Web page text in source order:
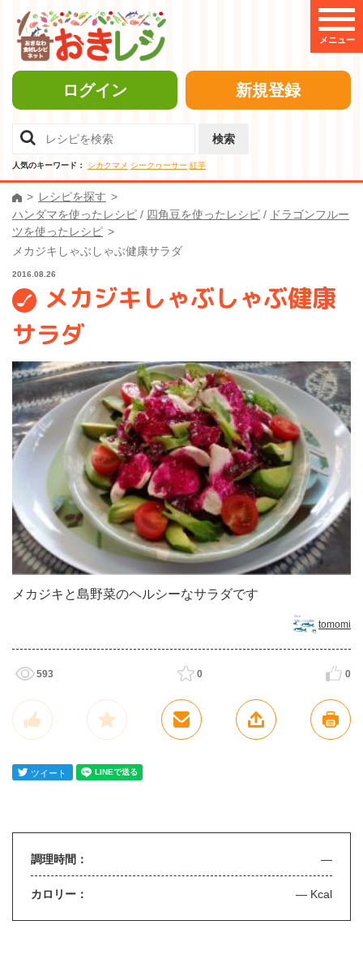
メニュー
ログイン 新規登録
検索
人気のキーワード： シカクマメ シークヮーサー 紅芋
レシピを探す
ハンダマを使ったレシピ / 四角豆を使ったレシピ / ドラゴンフルー
ツを使ったレシピ
メカジキしゃぶしゃぶ健康サラダ
2016.08.26
メカジキしゃぶしゃぶ健康
サラダ
メカジキと島野菜のヘルシーなサラダです
tomomi
593 0 0
調理時間： —
カロリー： — Kcal